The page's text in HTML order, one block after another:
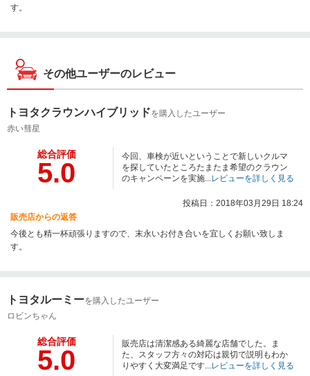
す。
その他ユーザーのレビュー
トヨタクラウンハイブリッドを購入したユーザー
赤い彗星
総合評価
5.0
今回、車検が近いということで新しいクルマ
を探していたところたまたま希望のクラウン
のキャンペーンを実施... レビューを詳しく見る
投稿日：2018年03月29日 18:24
販売店からの返答
今後とも精一杯頑張りますので、末永いお付き合いを宜しくお願い致しま
す。
トヨタルーミーを購入したユーザー
ロビンちゃん
総合評価
5.0
販売店は清潔感ある綺麗な店舗でした。ま
た、スタッフ方々の対応は親切で説明もわか
りやすく大変満足です... レビューを詳しく見る